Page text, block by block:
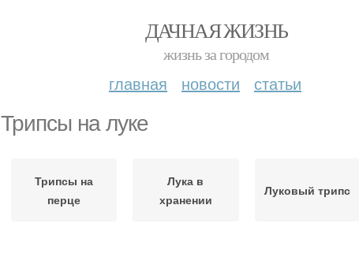
ДАЧНАЯ ЖИЗНЬ
жизнь за городом
главная новости статьи
Трипсы на луке
Трипсы на
перце
Лука в
хранении
Луковый трипс